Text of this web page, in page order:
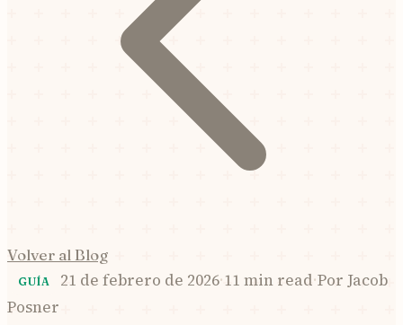
Volver al Blog
GUÍA 21 de febrero de 2026·11 min read·Por Jacob
Posner